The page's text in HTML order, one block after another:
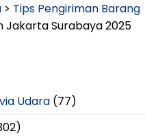
> Tips Pengiriman Barang
Jakarta Surabaya 2025
Udara (77)